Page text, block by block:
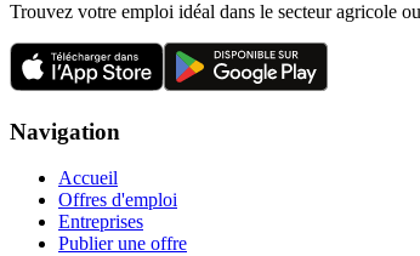
Trouvez votre emploi idéal dans le secteur agricole
Navigation
Accueil
Offres d'emploi
Entreprises
Publier une offre